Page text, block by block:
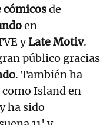
cómicosde
en
yLate Motiv.
público gracias
. También ha
Island en
ha sido